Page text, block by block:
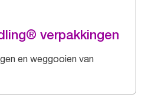
verpakkingen
en weggooien van